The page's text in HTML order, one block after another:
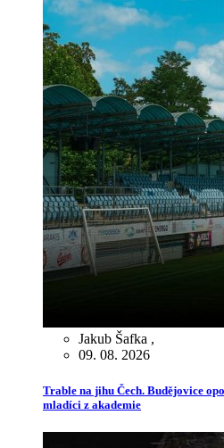
Jakub Šafka ,
09. 08. 2026
Trable na jihu Čech. Budějovice
mladíci z akademie